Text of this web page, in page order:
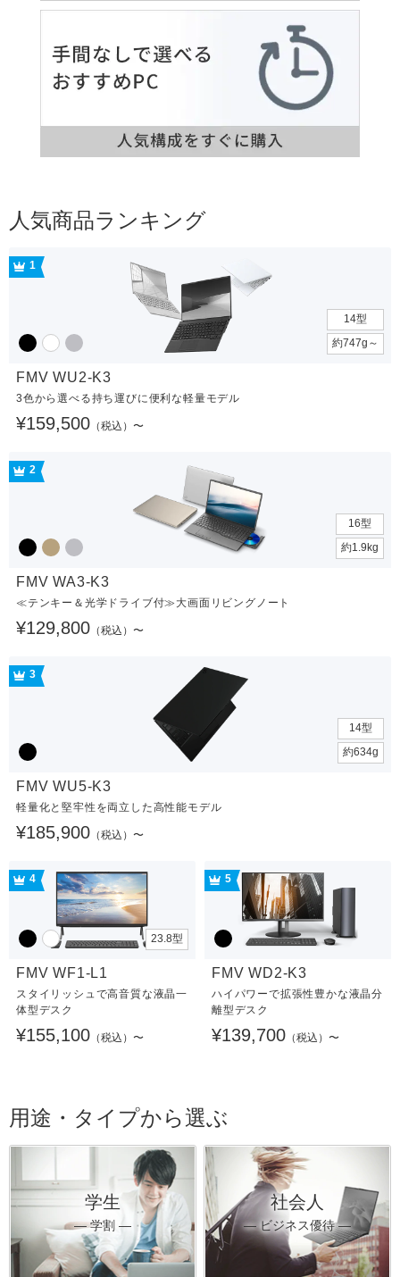
人気商品ランキング
1
14型
約747g～
FMV WU2-K3
3色から選べる持ち運びに便利な軽量モデル
¥159,500 （税込）〜
2
16型
約1.9kg
FMV WA3-K3
≪テンキー＆光学ドライブ付≫大画面リビングノート
¥129,800 （税込）〜
3
14型
約634g
FMV WU5-K3
軽量化と堅牢性を両立した高性能モデル
¥185,900 （税込）〜
4
23.8型
FMV WF1-L1
スタイリッシュで高音質な液晶一
体型デスク
¥155,100 （税込）〜
5
FMV WD2-K3
ハイパワーで拡張性豊かな液晶分
離型デスク
¥139,700 （税込）〜
用途・タイプから選ぶ
学生
― 学割 ―
社会人
― ビジネス優待 ―